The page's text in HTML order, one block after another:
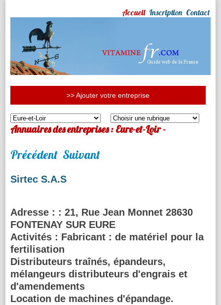
Accueil Inscription Contact
>> Ajouter votre entreprise
Annuaires des entreprises : Eure-et-Loir -
Précédent Suivant
Sirtec S.A.S
Adresse : : 21, Rue Jean Monnet 28630
FONTENAY SUR EURE
Activités : Fabricant : de matériel pour la
fertilisation
Distributeurs traînés, épandeurs,
mélangeurs distributeurs d'engrais et
d'amendements
Location de machines d'épandage.